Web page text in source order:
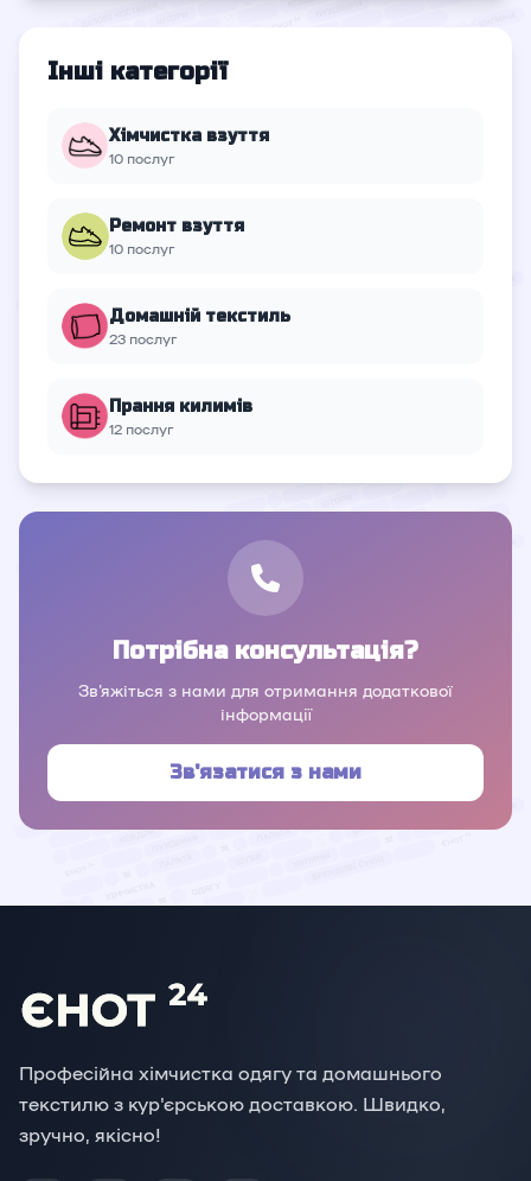
Інші категорії
Хімчистка взуття
10 послуг
Ремонт взуття
10 послуг
Домашній текстиль
23 послуг
Прання килимів
12 послуг
Потрібна консультація?
Зв'яжіться з нами для отримання додаткової
інформації
Зв'язатися з нами
Професійна хімчистка одягу та домашнього
текстилю з кур'єрською доставкою. Швидко,
зручно, якісно!